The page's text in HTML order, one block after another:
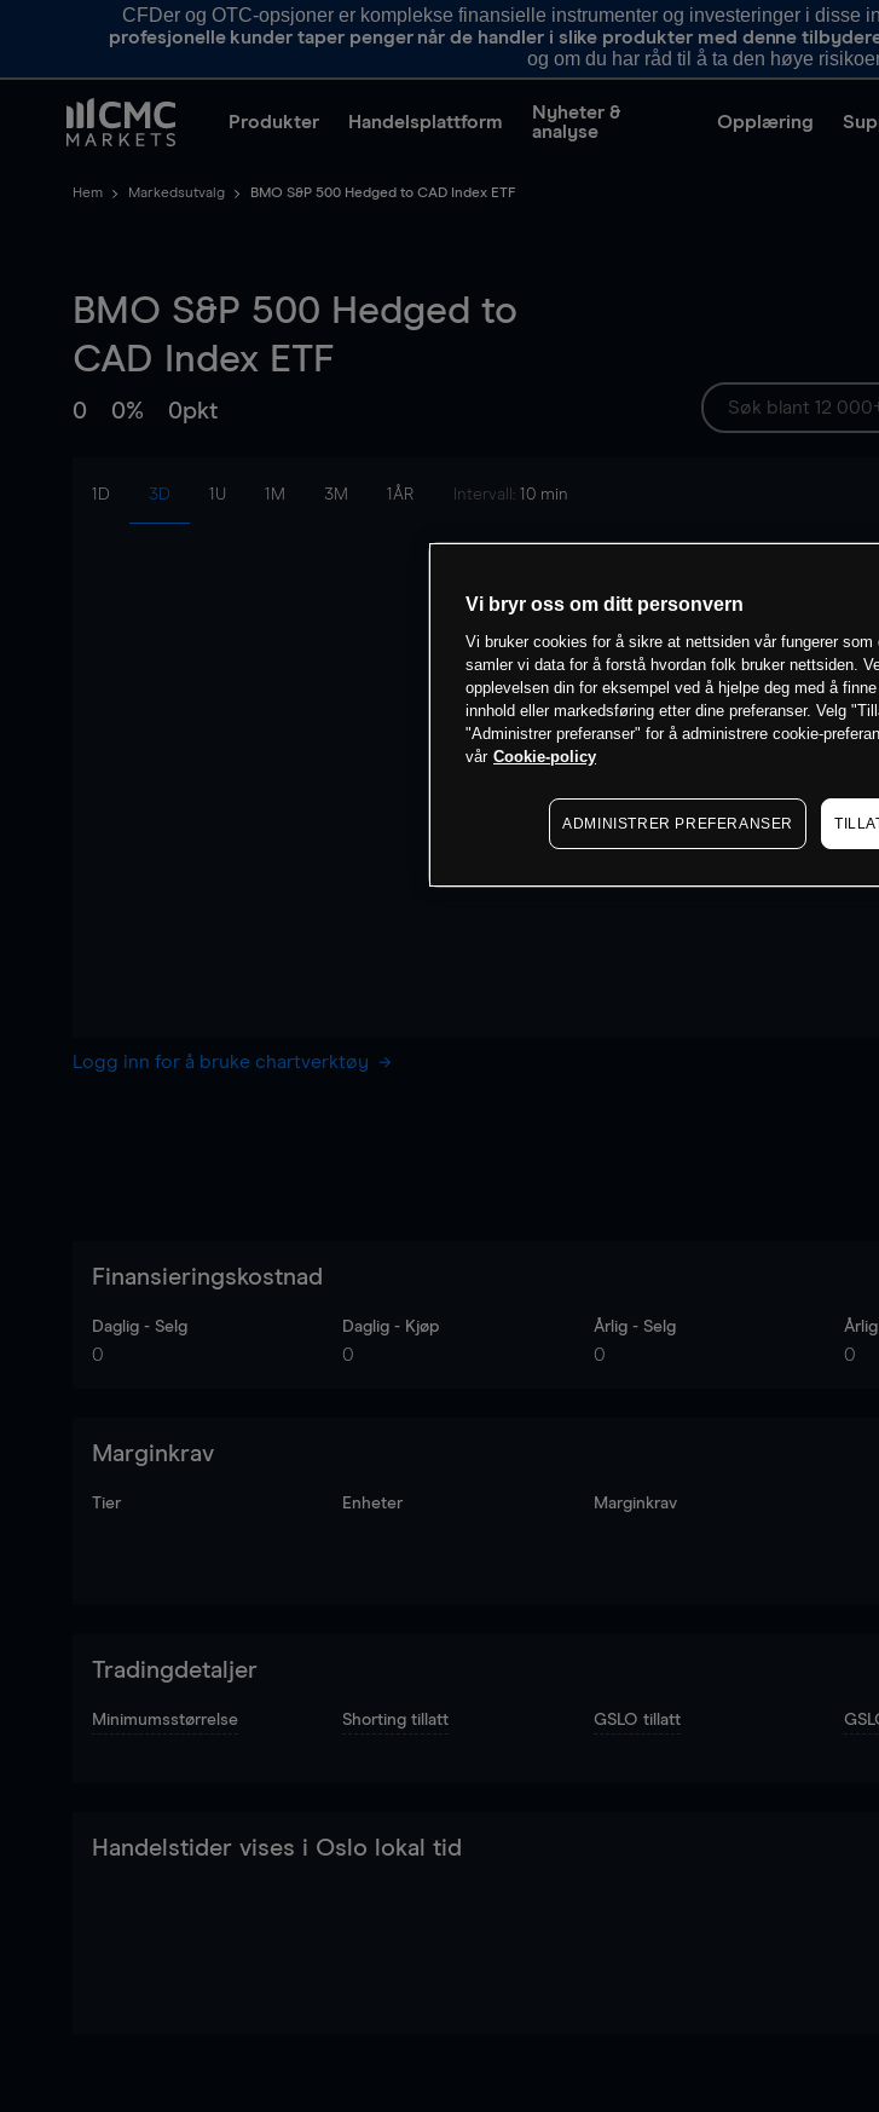
CFDer og OTC-opsjoner er komplekse finansielle instrumenter og investeringer i
profesjonelle kunder taper penger når de handler i slike produkter med denne
og om du har råd til å ta den høye
Produkter Handelsplattform
Nyheter &
analyse
Opplæring
Hem Markedsutvalg BMO S&P 500 Hedged to CAD Index ETF
BMO S&P 500 Hedged to
CAD Index ETF
0 0% 0pkt
1D 3D 1U 1M 3M 1ÅR Intervall: 10 min
Logg inn for å bruke chartverktøy
Finansieringskostnad
Daglig - Selg
0
Daglig - Kjøp
0
Årlig - Selg
0 0
Marginkrav
Tier Enheter Marginkrav
Tradingdetaljer
Minimumsstørrelse Shorting tillatt GSLO tillatt
Handelstider vises i Oslo lokal tid
Vi bryr oss om ditt personvern
Vi bruker cookies for å sikre at nettsiden vår fungerer
samler vi data for å forstå hvordan folk bruker nettsiden.
opplevelsen din for eksempel ved å hjelpe deg med å
innhold eller markedsføring etter dine preferanser. Velg
"Administrer preferanser" for å administrere cookie-
vår Cookie-policy
ADMINISTRER PREFERANSER